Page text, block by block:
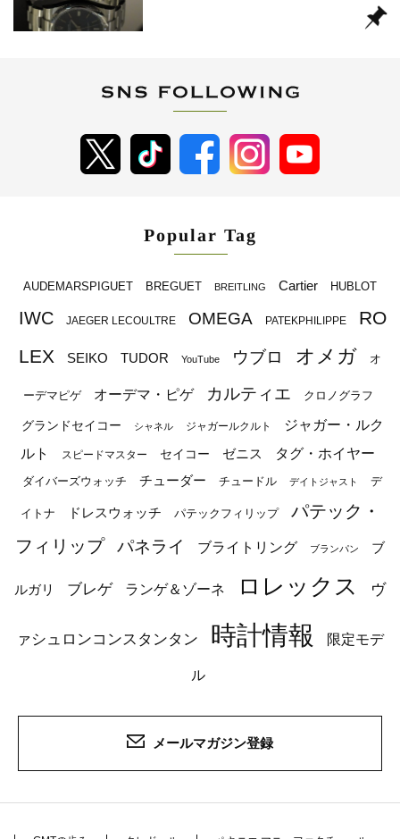
Popular Tag
AUDEMARSPIGUET BREGUET BREITLING Cartier HUBLOT
IWC JAEGER LECOULTRE OMEGA PATEKPHILIPPE
RO
LEX
SEIKO TUDOR YouTube ウブロ オメガ オ
ーデマピゲ オーデマ・ピゲ カルティエ クロノグラフ
グランドセイコー シャネル ジャガールクルト
ジャガー・ルク
ルト
スピードマスター セイコー ゼニス タグ・ホイヤー
ダイバーズウォッチ チューダー チュードル デイトジャスト デ
イトナ ドレスウォッチ パテックフィリップ
パテック・
フィリップ
パネライ ブライトリング ブランパン ブ
ルガリ ブレゲ ランゲ＆ゾーネ ロレックス ヴ
ァシュロンコンスタンタン 時計情報 限定モデ
ル
メールマガジン登録